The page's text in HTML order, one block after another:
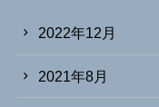
2022年12月
2021年8月